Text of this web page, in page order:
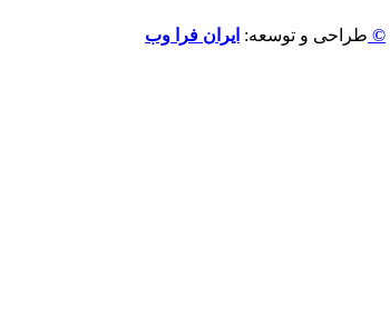
© طراحی و توسعه: ایران فرا وب